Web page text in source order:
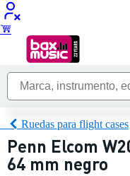
Ruedas para flight cases
Penn Elcom
64 mm negro